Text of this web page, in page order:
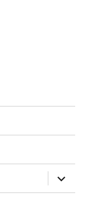
прошири
изборник
дете